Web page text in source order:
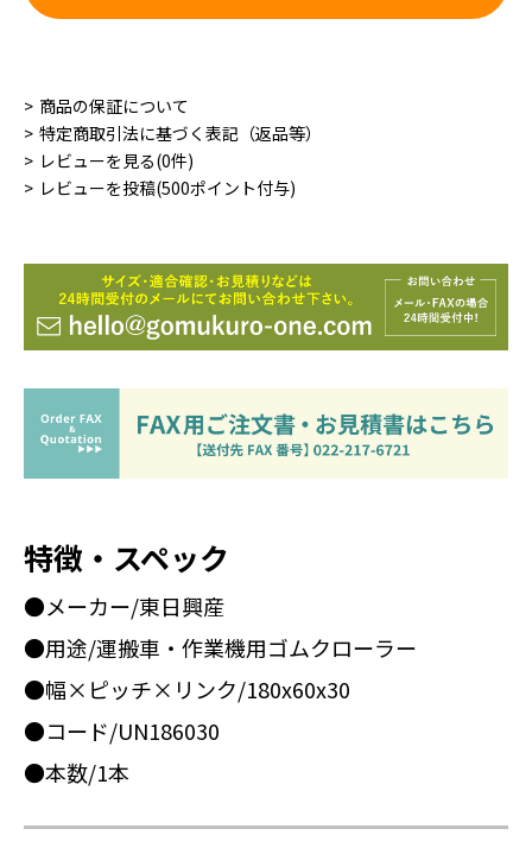
商品の保証について
特定商取引法に基づく表記（返品等）
レビューを見る(0件)
レビューを投稿(500ポイント付与)
特徴・スペック
●メーカー/東日興産
●用途/運搬車・作業機用ゴムクローラー
●幅×ピッチ×リンク/180x60x30
●コード/UN186030
●本数/1本